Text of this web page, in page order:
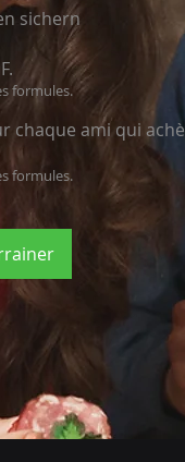
sichern
formules.
chaque ami qui
formules.